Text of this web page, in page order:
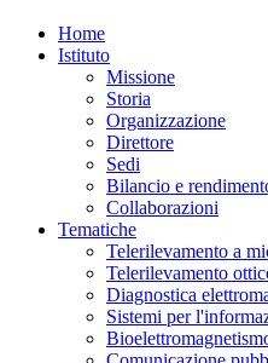
Home
Istituto
Missione
Storia
Organizzazione
Direttore
Sedi
Bilancio e
Collaborazioni
Tematiche
Telerilevamento a
Telerilevamento
Diagnostica
Sistemi per